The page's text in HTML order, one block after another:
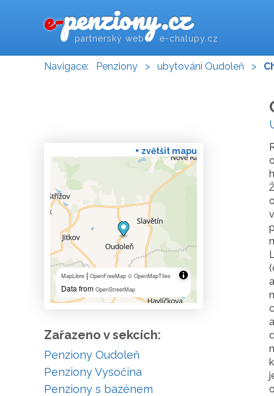
e-penziony.cz
partnerský web e-chalupy.cz
Navigace: Penziony > ubytování Oudoleň >
+ zvětšit mapu
MapLibre | OpenFreeMap © OpenMapTiles
Data from OpenStreetMap
Zařazeno v sekcích:
Penziony Oudoleň
Penziony Vysočina
Penziony s bazénem